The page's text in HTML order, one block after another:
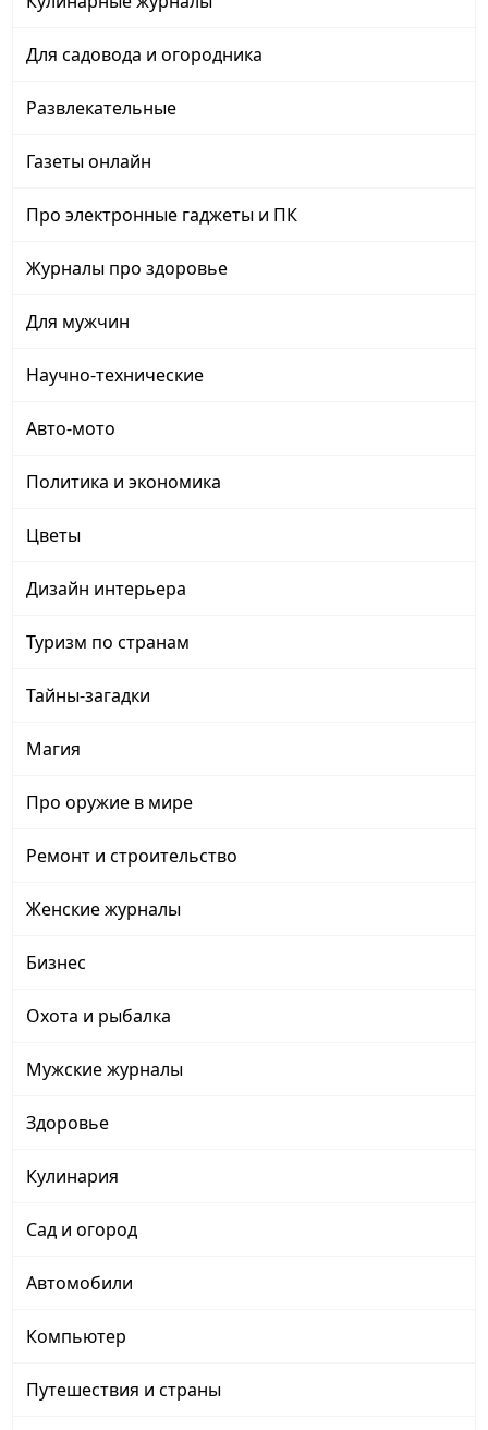
Для садовода и огородника
Развлекательные
Газеты онлайн
Про электронные гаджеты и ПК
Журналы про здоровье
Для мужчин
Научно-технические
Авто-мото
Политика и экономика
Цветы
Дизайн интерьера
Туризм по странам
Тайны-загадки
Магия
Про оружие в мире
Ремонт и строительство
Женские журналы
Бизнес
Охота и рыбалка
Мужские журналы
Здоровье
Кулинария
Сад и огород
Автомобили
Компьютер
Путешествия и страны